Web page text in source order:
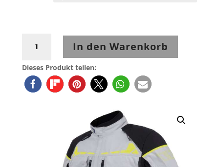
Dieses Produkt teilen:
Ecuado-
Jacke
Hellgrau-
Gelb
In den Warenkorb